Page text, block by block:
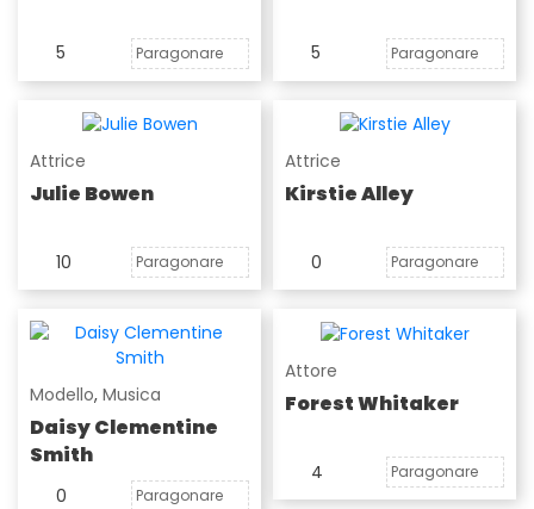
5 Paragonare 5 Paragonare
Attrice
Julie Bowen
10 Paragonare
Attrice
Kirstie Alley
0 Paragonare
Modello, Musica
Daisy Clementine
Smith
0 Paragonare
Attore
Forest Whitaker
4 Paragonare